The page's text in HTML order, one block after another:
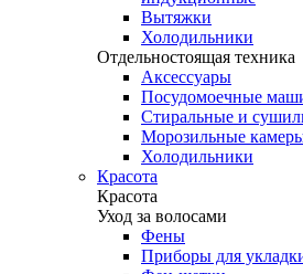
Вытяжки
Холодильники
Отдельностоящая техника
Аксессуары
Посудомоечные
Стиральные и
Морозильные
Холодильники
Красота
Красота
Уход за волосами
Фены
Приборы для